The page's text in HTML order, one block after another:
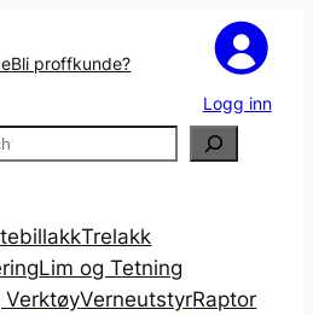
Bli proffkunde?
Logg inn
Trelakk
Lim og Tetning
VerktøyVerneutstyrRaptor